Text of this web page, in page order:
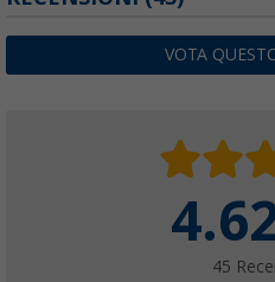
5, 99€7,
Chiave
da6,99
VOTA
45